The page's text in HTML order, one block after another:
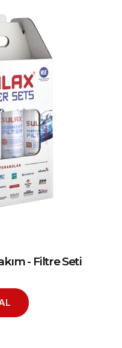
- Filtre Seti